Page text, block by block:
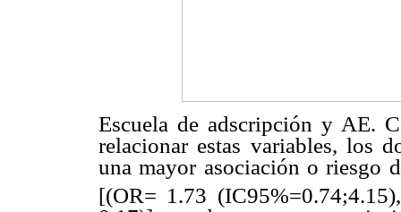
Escuela de adscripción y AE.
relacionar estas variables, los
una mayor asociación o riesgo
[(OR= 1.73